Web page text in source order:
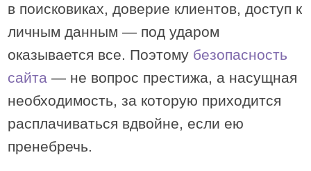
в поисковиках, доверие клиентов, доступ к
личным данным — под ударом
оказывается все. Поэтому безопасность
сайта— не вопрос престижа, а насущная
необходимость, за которую приходится
расплачиваться вдвойне, если ею
пренебречь.